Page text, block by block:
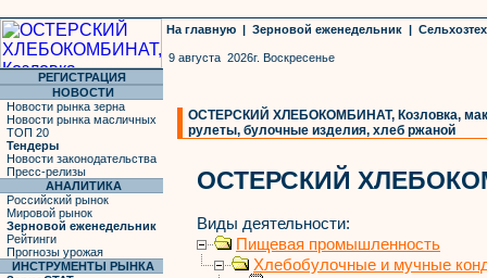
На главную | Зерновой еженедельник |
9 августа 2026г. Воскресенье
РЕГИСТРАЦИЯ
НОВОСТИ
Новости рынка зерна
Новости рынка масличных
ТОП 20
Тендеры
Новости законодательства
Пресс-релизы
АНАЛИТИКА
Российский рынок
Мировой рынок
Зерновой еженедельник
Рейтинги
Прогнозы урожая
ИНСТРУМЕНТЫ РЫНКА
ОСТЕРСКИЙ ХЛЕБОКОМБИНАТ, Козловка,
рулеты, булочные изделия, хлеб ржаной
ОСТЕРСКИЙ
Виды деятельности:
Пищевая промышленность
Хлебобулочные и мучные